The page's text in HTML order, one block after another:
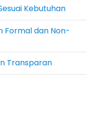
Sewa Camry
memberikan
representatif
bisnis, karena
Kebutuhan
Formal dan Non-
Transparan